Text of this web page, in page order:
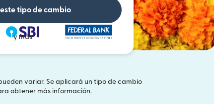
tipo de cambio
y más
variar. Se aplicará un tipo de cambio
abre en una ventana nueva)
obtener más información.